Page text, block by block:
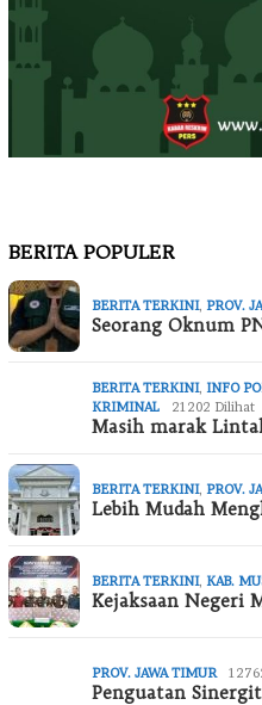
BERITA POPULER
BERITA TERKINI, PROV.
Seorang Oknum
BERITA TERKINI, INFO
KRIMINAL
21202 Dilihat
Masih marak
BERITA TERKINI, PROV.
Lebih Mudah
BERITA TERKINI, KAB.
Kejaksaan Negeri
PROV. JAWA TIMUR
Penguatan